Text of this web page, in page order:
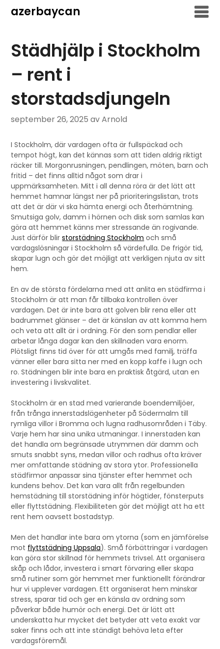
azerbaycan
Städhjälp i Stockholm
– rent i
storstadsdjungeln
september 26, 2025 av Arnold
I Stockholm, där vardagen ofta är fullspäckad och
tempot högt, kan det kännas som att tiden aldrig riktigt
räcker till. Morgonrusningen, pendlingen, möten, barn och
fritid – det finns alltid något som drar i
uppmärksamheten. Mitt i all denna röra är det lätt att
hemmet hamnar längst ner på prioriteringslistan, trots
att det är där vi ska hämta energi och återhämtning.
Smutsiga golv, damm i hörnen och disk som samlas kan
göra att hemmet känns mer stressande än rogivande.
Just därför blirstorstädning Stockholm och små
vardagslösningar i Stockholm så värdefulla. De frigör tid,
skapar lugn och gör det möjligt att verkligen njuta av sitt
hem.
En av de största fördelarna med att anlita en städfirma i
Stockholm är att man får tillbaka kontrollen över
vardagen. Det är inte bara att golven blir rena eller att
badrummet glänser – det är känslan av att komma hem
och veta att allt är i ordning. För den som pendlar eller
arbetar långa dagar kan den skillnaden vara enorm.
Plötsligt finns tid över för att umgås med familj, träffa
vänner eller bara sitta ner med en kopp kaffe i lugn och
ro. Städningen blir inte bara en praktisk åtgärd, utan en
investering i livskvalitet.
Stockholm är en stad med varierande boendemiljöer,
från trånga innerstadslägenheter på Södermalm till
rymliga villor i Bromma och lugna radhusområden i Täby.
Varje hem har sina unika utmaningar. I innerstaden kan
det handla om begränsade utrymmen där damm och
smuts snabbt syns, medan villor och radhus ofta kräver
mer omfattande städning av stora ytor. Professionella
städfirmor anpassar sina tjänster efter hemmet och
kundens behov. Det kan vara allt från regelbunden
hemstädning till storstädning inför högtider, fönsterputs
eller flyttstädning. Flexibiliteten gör det möjligt att ha ett
rent hem oavsett bostadstyp.
Men det handlar inte bara om ytorna (som en jämförelse
mot flyttstädning Uppsala). Små förbättringar i vardagen
kan göra stor skillnad för hemmets trivsel. Att organisera
skåp och lådor, investera i smart förvaring eller skapa
små rutiner som gör hemmet mer funktionellt förändrar
hur vi upplever vardagen. Ett organiserat hem minskar
stress, sparar tid och ger en känsla av ordning som
påverkar både humör och energi. Det är lätt att
underskatta hur mycket det betyder att veta exakt var
saker finns och att inte ständigt behöva leta efter
vardagsföremål.